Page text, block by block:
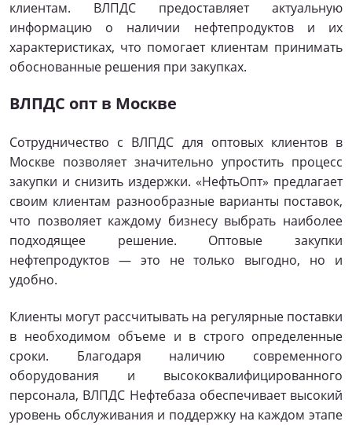
клиентам. ВЛПДС предоставляет актуальную
информацию о наличии нефтепродуктов и их
характеристиках, что помогает клиентам принимать
обоснованные решения при закупках.
ВЛПДС опт в Москве
Сотрудничество с ВЛПДС для оптовых клиентов в
Москве позволяет значительно упростить процесс
закупки и снизить издержки. «НефтьОпт» предлагает
своим клиентам разнообразные варианты поставок,
что позволяет каждому бизнесу выбрать наиболее
подходящее решение. Оптовые закупки
нефтепродуктов — это не только выгодно, но и
удобно.
Клиенты могут рассчитывать на регулярные поставки
в необходимом объеме и в строго определенные
сроки. Благодаря наличию современного
оборудования и высококвалифицированного
персонала, ВЛПДС Нефтебаза обеспечивает высокий
уровень обслуживания и поддержку на каждом этапе